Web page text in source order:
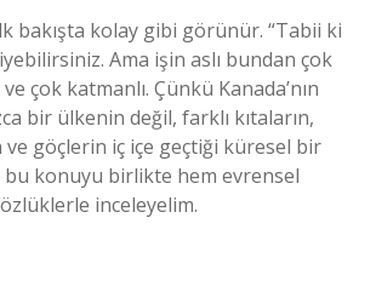
bakışta kolay gibi görünür. “Tabii ki
Ama işin aslı bundan çok
çok katmanlı. Çünkü Kanada’nın
bir ülkenin değil, farklı kıtaların,
göçlerin iç içe geçtiği küresel bir
bu konuyu birlikte hem evrensel
inceleyelim.